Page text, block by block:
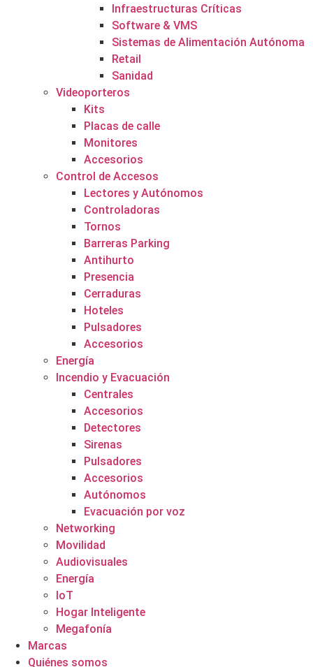
Infraestructuras Críticas
Software & VMS
Sistemas de Alimentación Autónoma
Retail
Sanidad
Videoporteros
Kits
Placas de calle
Monitores
Accesorios
Control de Accesos
Lectores y Autónomos
Controladoras
Tornos
Barreras Parking
Antihurto
Presencia
Cerraduras
Hoteles
Pulsadores
Accesorios
Energía
Incendio y Evacuación
Centrales
Accesorios
Detectores
Sirenas
Pulsadores
Accesorios
Autónomos
Evacuación por voz
Networking
Movilidad
Audiovisuales
Energía
IoT
Hogar Inteligente
Megafonía
Marcas
Quiénes somos